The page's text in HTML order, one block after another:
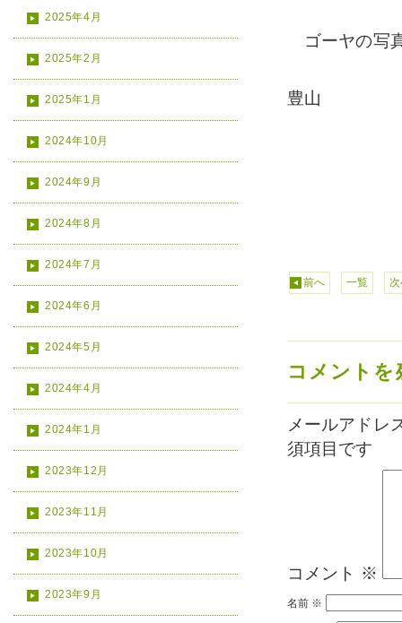
2025年4月
2025年2月
2025年1月
2024年10月
2024年9月
2024年8月
2024年7月
2024年6月
2024年5月
2024年4月
2024年1月
2023年12月
2023年11月
2023年10月
2023年9月
ゴーヤの写
豊山
前へ 一覧
コメントを
メールアドレ
須項目です
コメント ※
名前 ※